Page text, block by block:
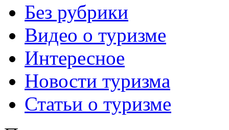
Без рубрики
Видео о туризме
Интересное
Новости туризма
Статьи о туризме